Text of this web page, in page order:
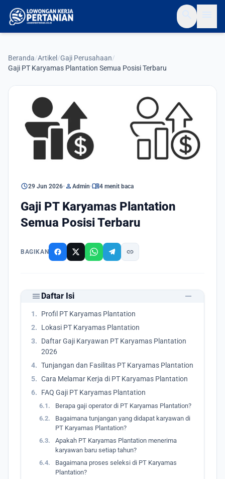
Beranda/Artikel /Gaji Perusahaan/
Gaji PT Karyamas Plantation Semua Posisi Terbaru
schedule29 Jun 2026• person Admin•menu_book4 menit baca
Gaji PT Karyamas Plantation
Semua Posisi Terbaru
BAGIKAN link
menu Daftar Isi remove
1.
Profil PT Karyamas Plantation
2.
Lokasi PT Karyamas Plantation
3.
Daftar Gaji Karyawan PT Karyamas Plantation
2026
4. Tunjangan dan Fasilitas PT Karyamas Plantation
5. Cara Melamar Kerja di PT Karyamas Plantation
6.
FAQ Gaji PT Karyamas Plantation
6.1.
Berapa gaji operator di PT Karyamas Plantation?
6.2.
Bagaimana tunjangan yang didapat karyawan di
PT Karyamas Plantation?
6.3.
Apakah PT Karyamas Plantation menerima
karyawan baru setiap tahun?
6.4.
Bagaimana proses seleksi di PT Karyamas
Plantation?